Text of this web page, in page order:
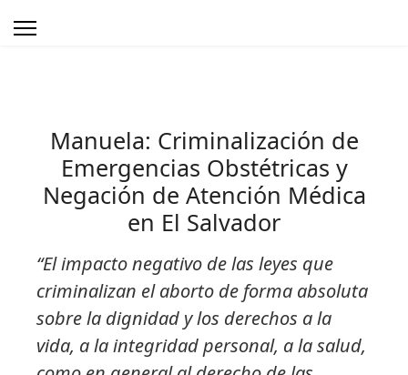
Manuela: Criminalización de
Emergencias Obstétricas y
Negación de Atención Médica
en El Salvador
“El impacto negativo de las leyes que
criminalizan el aborto de forma absoluta
sobre la dignidad y los derechos a la
vida, a la integridad personal, a la salud,